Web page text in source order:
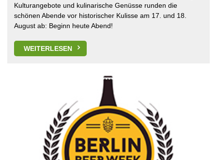
Kulturangebote und kulinarische Genüsse runden die
schönen Abende vor historischer Kulisse am 17. und 18.
August ab: Beginn heute Abend!
WEITERLESEN